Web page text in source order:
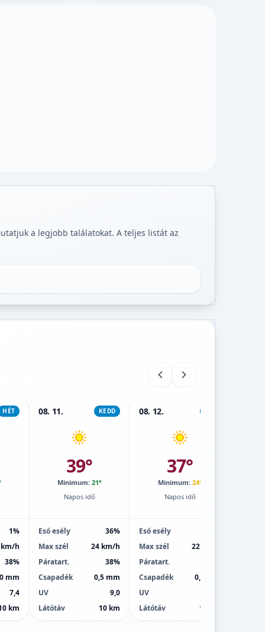
a legjobb találatokat. A teljes listát az
HÉT
1%
km/h
38%
mm
7,4
km
08. 11. KEDD
39°
Minimum: 21°
Napos idő
Eső esély
36%
Max szél
24 km/h
Páratart.
38%
Csapadék
0,5 mm
UV
9,0
Látótáv
10 km
08. 12.
37°
Minimum: 24°
Napos idő
Eső esély
Max szél
22 km/h
Páratart.
Csapadék
0,0 mm
UV
Látótáv
10 km